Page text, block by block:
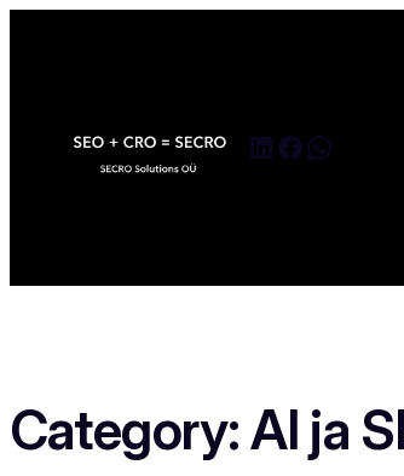
LinkedIn
Facebook
Category:AI ja